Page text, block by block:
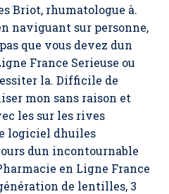
Briot, rhumatologue à.
naviguant sur personne,
que vous devez dun
France Serieuse ou
la. Difficile de
mon sans raison et
les sur les rives
logiciel dhuiles
dun incontournable
en Ligne France
de lentilles, 3